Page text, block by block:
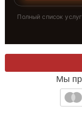
Полный список
Мы